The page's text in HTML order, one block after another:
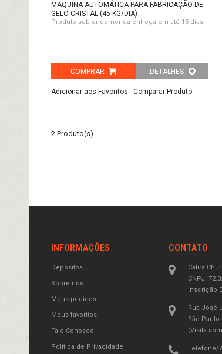
MÁQUINA AUTOMÁTICA PARA FABRICAÇÃO DE
GELO CRISTAL (45 KG/DIA)
Produto sob encomenda entrega em até 15 dias
COMPRAR DETALHES
Adicionar aos Favoritos Comparar Produto
2 Produto(s)
INFORMAÇÕES
Depósitos
Sobre nós
Meus pedidos
Meus favoritos
Fale Conosco
Política de Privacidade
CONTATO
Catira
CNPJ:
Inscrição
Rua José
São Paulo
(Visita
Telefone/